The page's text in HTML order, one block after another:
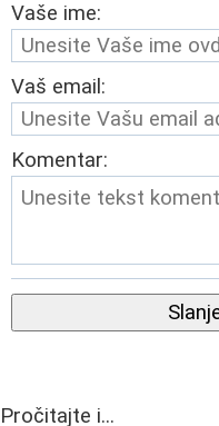
Vaše ime:
Vaš email:
Komentar:
Pročitajte i...